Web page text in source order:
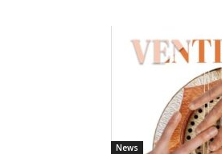
News